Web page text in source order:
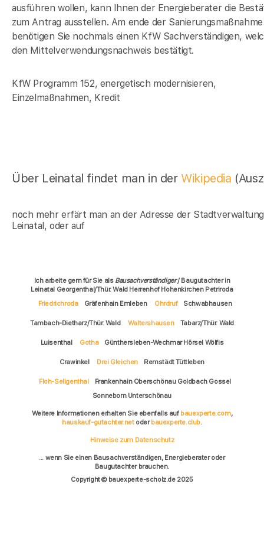
ausführen wollen, kann Ihnen der Energieberater die
zum Antrag ausstellen. Am ende der Sanierungsmaßnahme
benötigen Sie nochmals einen KfW Sachverständigen,
den Mittelverwendungsnachweis bestätigt.
KfW Programm 152, energetisch modernisieren,
Einzelmaßnahmen, Kredit
Über Leinatal findet man in der Wikipedia
noch mehr erfärt man an der Adresse der
Leinatal, oder auf
Ich arbeite gern für Sie als Bausachverständiger/ Baugutachter in
Leinatal Georgenthal/Thür. Wald Herrenhof Hohenkirchen Petriroda
Friedrichroda
Gräfenhain Emleben Ohrdruf Schwabhausen
Tambach-Dietharz/Thür. Wald Waltershausen Tabarz/Thür. Wald
Luisenthal Gotha Günthersleben-Wechmar Hörsel Wölfis
Crawinkel Drei Gleichen Remstädt Tüttleben
Floh-Seligenthal
Frankenhain Oberschönau Goldbach Gossel
Sonneborn Unterschönau
Weitere Informationen erhalten Sie ebenfalls auf bauexperte.com,
hauskauf-gutachter.netoderbauexperte.club.
Hinweise zum Datenschutz
... wenn Sie einen Bausachverständigen, Energieberater oder
Baugutachter brauchen.
Copyright © bauexperte-scholz.de 2025